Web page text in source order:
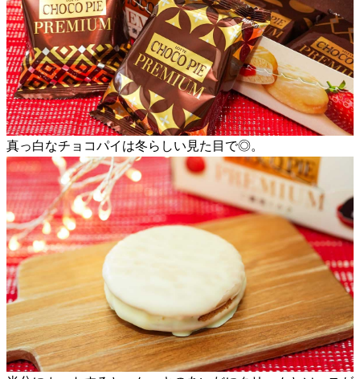
真っ白なチョコパイは冬らしい見た目で◎。